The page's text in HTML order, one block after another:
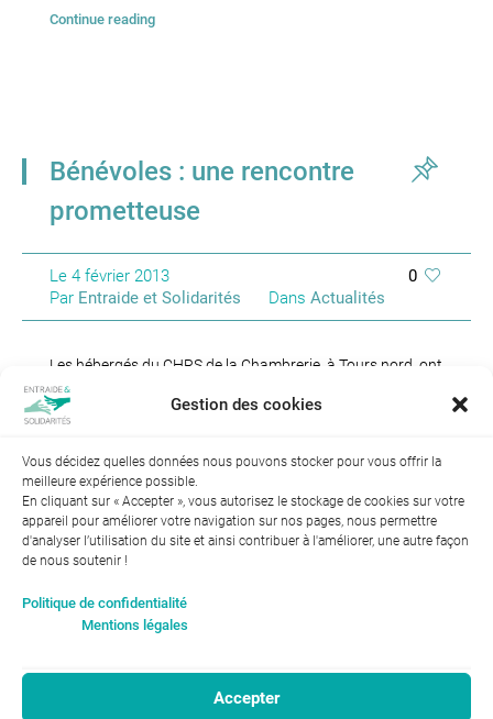
Gestion des cookies
Vous décidez quelles données nous pouvons stocker pour vous offrir la
meilleure expérience possible.
En cliquant sur « Accepter », vous autorisez le stockage de cookies sur votre
appareil pour améliorer votre navigation sur nos pages, nous permettre
d'analyser l’utilisation du site et ainsi contribuer à l'améliorer, une autre façon
de nous soutenir !
Politique de confidentialité
Mentions légales
Accepter
Continue reading
Bénévoles : une rencontre
prometteuse
0
Le 4 février 2013
Par Entraide et Solidarités Dans Actualités
Les hébergés du CHRS de la Chambrerie, à Tours nord, ont
été témoins d’une animation très inhabituelle le 24
janvier...
Continue reading